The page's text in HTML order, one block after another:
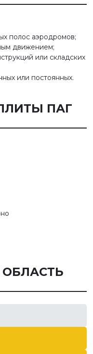
полос аэродромов;
движением;
или складских
или постоянных.
ПАГ